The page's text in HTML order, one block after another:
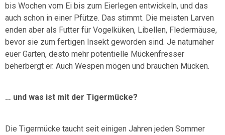
bis Wochen vom Ei bis zum Eierlegen entwickeln, und das
auch schon in einer Pfütze. Das stimmt. Die meisten Larven
enden aber als Futter für Vogelküken, Libellen, Fledermäuse,
bevor sie zum fertigen Insekt geworden sind. Je naturnäher
euer Garten, desto mehr potentielle Mückenfresser
beherbergt er. Auch Wespen mögen und brauchen Mücken.
… und was ist mit der Tigermücke?
Die Tigermücke taucht seit einigen Jahren jeden Sommer